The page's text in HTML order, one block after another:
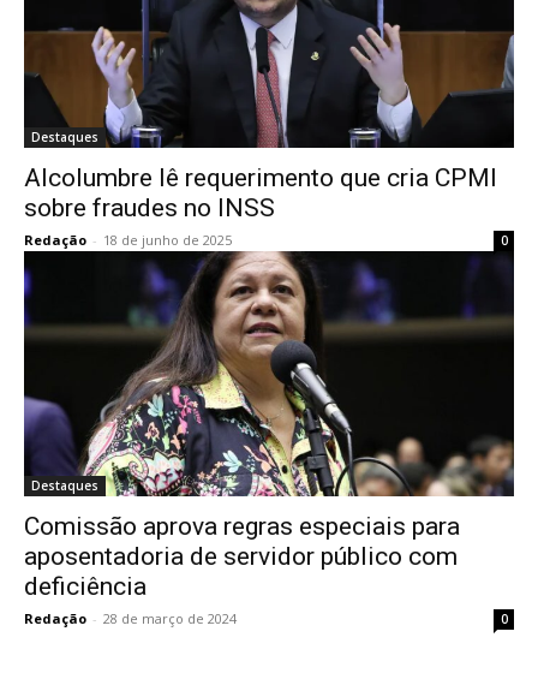
Destaques
Alcolumbre lê requerimento que cria CPMI
sobre fraudes no INSS
Redação - 18 de junho de 2025 0
Destaques
Comissão aprova regras especiais para
aposentadoria de servidor público com
deficiência
Redação - 28 de março de 2024 0